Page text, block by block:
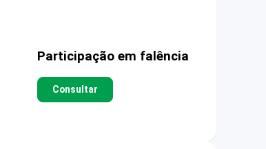
Participação em falência
Consultar